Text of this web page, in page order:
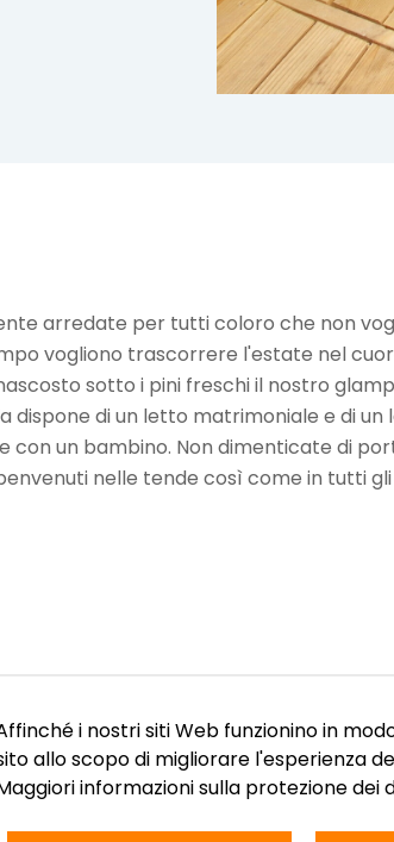
arredate per tutti coloro che non
vogliono trascorrere l'estate nel
sotto i pini freschi il nostro
dispone di un letto matrimoniale e di
con un bambino. Non dimenticate di
nelle tende così come in tutti
i nostri siti Web funzionino in
allo scopo di migliorare l'esperienza
informazioni sulla protezione dei